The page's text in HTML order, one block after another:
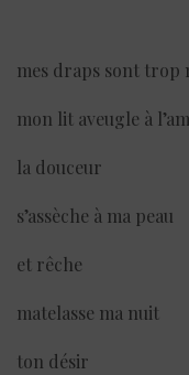
mes draps sont trop
mon lit aveugle à
la douceur
s’assèche à ma peau
et rêche
matelasse ma nuit
ton désir